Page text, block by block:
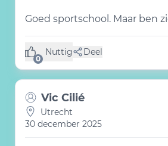
Goed sportschool. Maar ben
0
Nuttig
(0 like) Deel
Vic Cilié
Utrecht
30 december 2025